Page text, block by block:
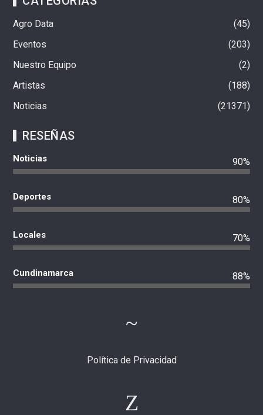
Agro Data
45
Eventos
203
Nuestro Equipo
2
Artistas
188
Noticias
21371
RESEÑAS
Noticias 90%
Deportes 80%
Locales 70%
Cundinamarca 88%
Política de Privacidad